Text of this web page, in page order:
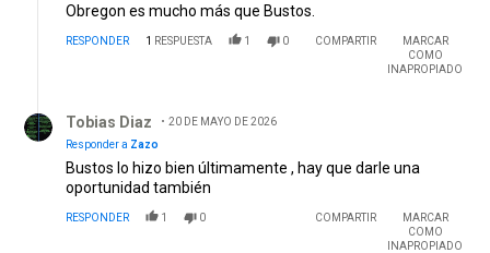
Obregon es mucho más que Bustos.
RESPONDER 1 RESPUESTA 1 0 COMPARTIR
MARCAR
COMO
INAPROPIADO
Tobias Diaz
20 DE MAYO DE 2026
Responder a Zazo
Bustos lo hizo bien últimamente , hay que darle una
oportunidad también
RESPONDER 1 0 COMPARTIR
MARCAR
COMO
INAPROPIADO